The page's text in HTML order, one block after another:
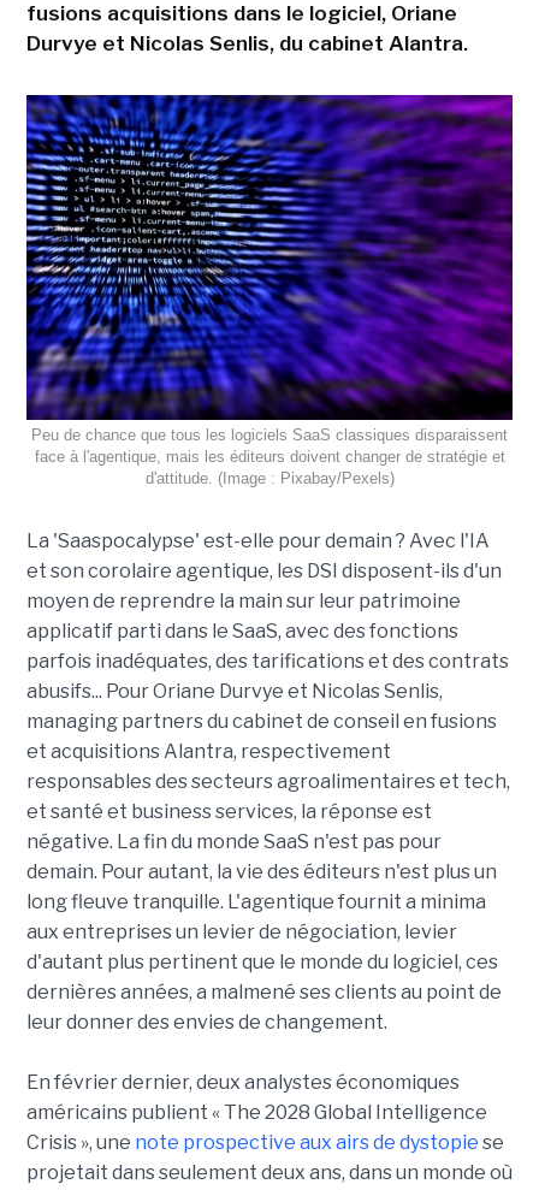
fusions acquisitions dans le logiciel, Oriane
Durvye et Nicolas Senlis, du cabinet Alantra.
Peu de chance que tous les logiciels SaaS classiques disparaissent
face à l'agentique, mais les éditeurs doivent changer de stratégie et
d'attitude. (Image : Pixabay/Pexels)
La 'Saaspocalypse' est-elle pour demain ? Avec l'IA
et son corolaire agentique, les DSI disposent-ils d'un
moyen de reprendre la main sur leur patrimoine
applicatif parti dans le SaaS, avec des fonctions
parfois inadéquates, des tarifications et des contrats
abusifs... Pour Oriane Durvye et Nicolas Senlis,
managing partners du cabinet de conseil en fusions
et acquisitions Alantra, respectivement
responsables des secteurs agroalimentaires et tech,
et santé et business services, la réponse est
négative. La fin du monde SaaS n'est pas pour
demain. Pour autant, la vie des éditeurs n'est plus un
long fleuve tranquille. L'agentique fournit a minima
aux entreprises un levier de négociation, levier
d'autant plus pertinent que le monde du logiciel, ces
dernières années, a malmené ses clients au point de
leur donner des envies de changement.
En février dernier, deux analystes économiques
américains publient « The 2028 Global Intelligence
Crisis », une note prospective aux airs de dystopie se
projetait dans seulement deux ans, dans un monde où